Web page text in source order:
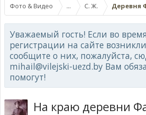
Фото & Видео ... С. Ж. Деревня
Уважаемый гость! Если во время
регистрации на сайте
сообщите о них, пожалуйста,
mihail@vilejski-uezd.by Вам
помогут!
На краю деревни